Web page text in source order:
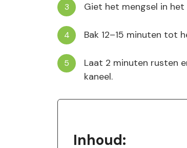
Giet het mengsel in het
Bak 12–15 minuten tot
Laat 2 minuten rusten
kaneel.
Inhoud: